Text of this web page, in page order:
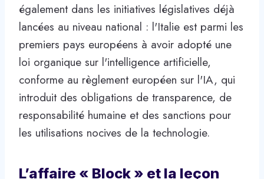
également dans les initiatives législatives déjà
lancées au niveau national : l'Italie est parmi les
premiers pays européens à avoir adopté une
loi organique sur l'intelligence artificielle,
conforme au règlement européen sur l'IA, qui
introduit des obligations de transparence, de
responsabilité humaine et des sanctions pour
les utilisations nocives de la technologie.
L’affaire « Block » et la leçon